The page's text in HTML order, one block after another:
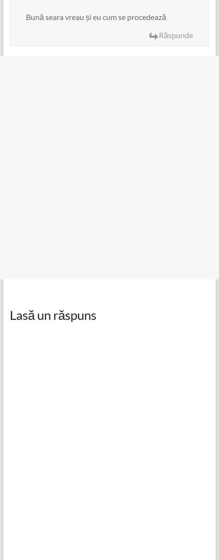
Bună seara vreau și eu cum se procedează
Răspunde
Lasă un răspuns